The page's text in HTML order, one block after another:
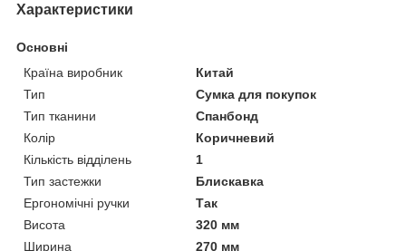
Характеристики
Основні
Країна виробник
Китай
Тип
Сумка для покупок
Тип тканини
Спанбонд
Колір
Коричневий
Кількість відділень
1
Тип застежки
Блискавка
Ергономічні ручки
Так
Висота
320 мм
Ширина
270 мм